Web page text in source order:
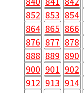
852 853 854
864 865 866
876 877 878
888 889 890
900 901 902
912 913 914